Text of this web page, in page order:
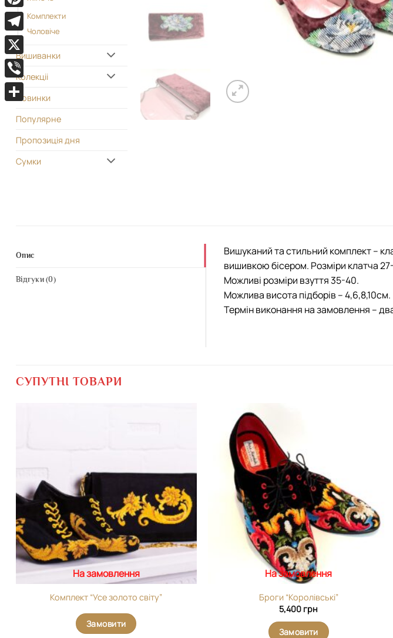
Комплекти
Чоловіче
Вишиванки
Колекціі
Новинки
Популярне
Пропозиція дня
Сумки
Опис
Відгуки (0)
Вишуканий та стильний комплект –
вишивкою бісером. Розміри клатча
Можливі розміри взуття 35-40.
Можлива висота підборів –
Термін виконання на замовлення –
СУПУТНІ ТОВАРИ
На замовлення
Комплект “Усе золото світу”
Замовити
На замовлення
Броги “Королівські”
5,400 грн
Замовити
Pinterest
Telegram
X
Viber